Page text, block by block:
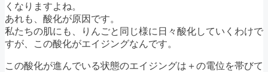
くなりますよね。
あれも、酸化が原因です。
私たちの肌にも、りんごと同じ様に日々酸化していくわけで
すが、この酸化がエイジングなんです。
この酸化が進んでいる状態のエイジングは＋の電位を帯びて